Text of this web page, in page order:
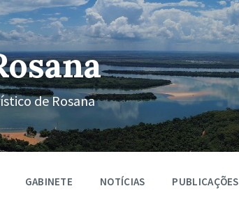
de Rosana
GABINETE NOTÍCIAS PUBLICAÇÕES